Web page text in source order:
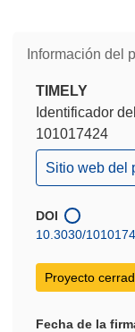
Información del
TIMELY
Identificador
101017424
(se
abrirá
una
nueva
Sitio web del
DOI
10.3030/
Proyecto
Fecha de la